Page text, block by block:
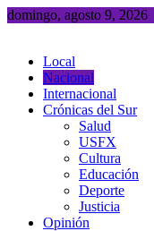
Saltar
domingo, agosto 9, 2026
Local
Nacional
Internacional
Crónicas del Sur
Salud
USFX
Cultura
Educación
Deporte
Justicia
Opinión